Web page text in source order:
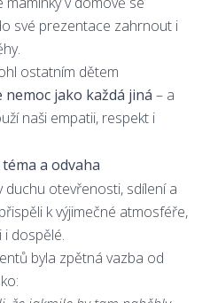
své prezentace zahrnout i
ostatním dětem
nemoc jako každá jiná – a
naši empatii, respekt i
a odvaha
duchu otevřenosti, sdílení a
k výjimečné atmosféře,
dospělé.
byla zpětná vazba od